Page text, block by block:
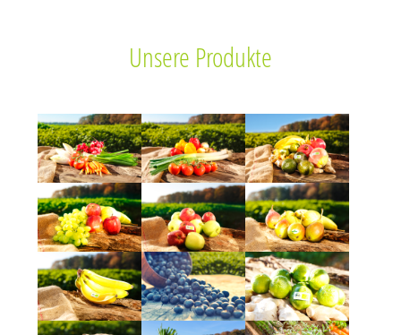
Unsere Produkte
Show larger versionShow larger versionShow larger version
Show larger versionShow larger versionShow larger version
Show larger versionShow larger versionShow larger version